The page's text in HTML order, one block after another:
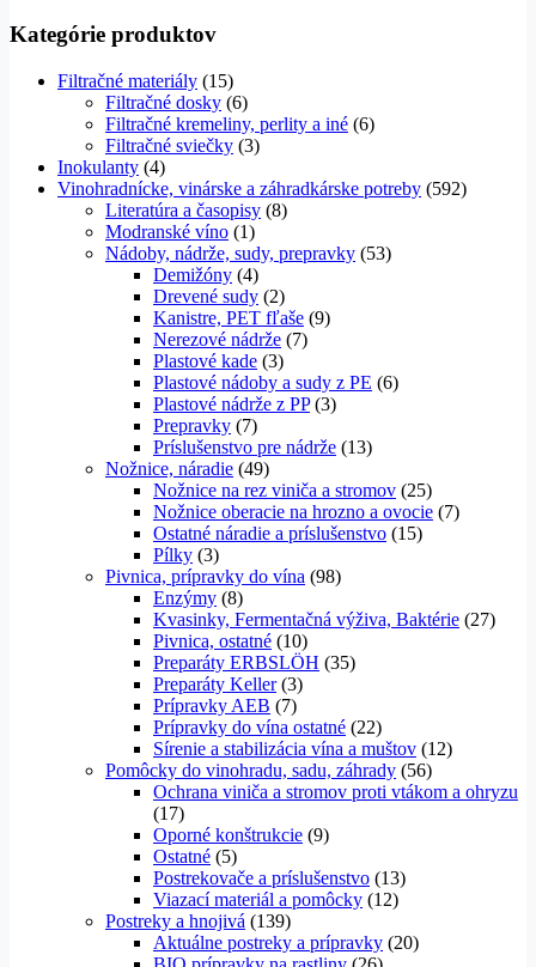
Kategórie produktov
Filtračné materiály (15)
Filtračné dosky (6)
Filtračné kremeliny, perlity a iné (6)
Filtračné sviečky (3)
Inokulanty (4)
Vinohradnícke, vinárske a záhradkárske potreby (592)
Literatúra a časopisy (8)
Modranské víno (1)
Nádoby, nádrže, sudy, prepravky (53)
Demižóny (4)
Drevené sudy (2)
Kanistre, PET fľaše (9)
Nerezové nádrže (7)
Plastové kade (3)
Plastové nádoby a sudy z PE (6)
Plastové nádrže z PP (3)
Prepravky (7)
Príslušenstvo pre nádrže (13)
Nožnice, náradie (49)
Nožnice na rez viniča a stromov (25)
Nožnice oberacie na hrozno a ovocie (7)
Ostatné náradie a príslušenstvo (15)
Pílky (3)
Pivnica, prípravky do vína (98)
Enzýmy (8)
Kvasinky, Fermentačná výživa, Baktérie (27)
Pivnica, ostatné (10)
Preparáty ERBSLÖH (35)
Preparáty Keller (3)
Prípravky AEB (7)
Prípravky do vína ostatné (22)
Sírenie a stabilizácia vína a muštov (12)
Pomôcky do vinohradu, sadu, záhrady (56)
Ochrana viniča a stromov proti vtákom a ohryzu
(17)
Oporné konštrukcie (9)
Ostatné (5)
Postrekovače a príslušenstvo (13)
Viazací materiál a pomôcky (12)
Postreky a hnojivá (139)
Aktuálne postreky a prípravky (20)